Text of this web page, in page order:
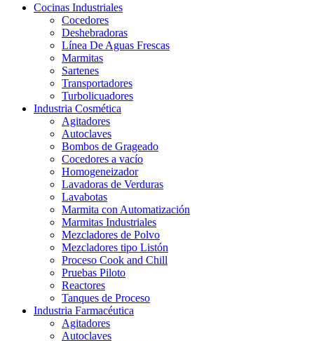
Cocinas Industriales
Cocedores
Deshebradoras
Línea De Aguas Frescas
Marmitas
Sartenes
Transportadores
Turbolicuadores
Industria Cosmética
Agitadores
Autoclaves
Bombos de Grageado
Cocedores a vacío
Homogeneizador
Lavadoras de Verduras
Lavabotas
Marmita con Automatización
Marmitas Industriales
Mezcladores de Polvo
Mezcladores tipo Listón
Proceso Cook and Chill
Pruebas Piloto
Reactores
Tanques de Proceso
Industria Farmacéutica
Agitadores
Autoclaves